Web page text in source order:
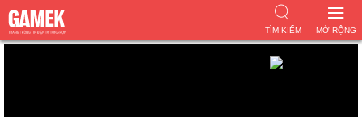
MỞ RỘNG
TÌM KIẾM